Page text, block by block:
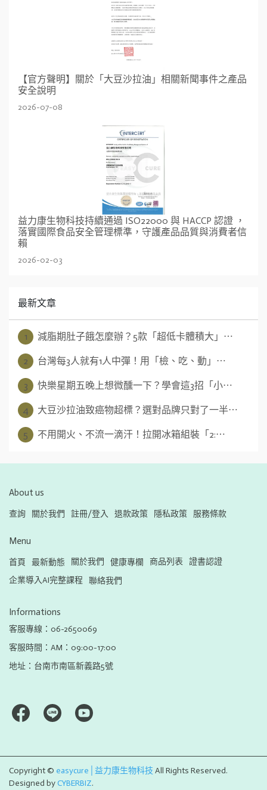
【官方聲明】關於「大豆沙拉油」相關新聞事件之產品
安全說明
2026-07-08
益力康生物科技持續通過 ISO22000 與 HACCP 認證 ，
落實國際食品安全管理標準，守護產品品質與消費者信
賴
2026-02-03
最新文章
1 減脂期肚子餓怎麼辦？5款「超低卡體積大」⋯
2 台灣每3人就有1人中彈！用「檢、吃、動」⋯
3 快樂星期五晚上想微醺一下？學會這3招「小⋯
4 大豆沙拉油致癌物超標？選對品牌只對了一半⋯
5 不用開火、不流一滴汗！拉開冰箱組裝「2:⋯
About us
查詢 關於我們 註冊/登入 退款政策 隱私政策 服務條款
Menu
首頁 最新動態 關於我們 健康專欄 商品列表
證書認證
企業導入AI完整課程
聯絡我們
Informations
客服專線：06-2650069
客服時間：AM：09:00-17:00
地址：台南市南區新義路5號
Copyright © easycure│益力康生物科技 All Rights Reserved.
Designed byCYBERBIZ.